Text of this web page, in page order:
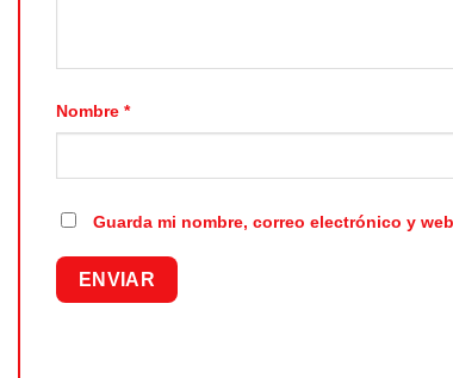
Nombre *
Guarda mi nombre, correo electrónico y